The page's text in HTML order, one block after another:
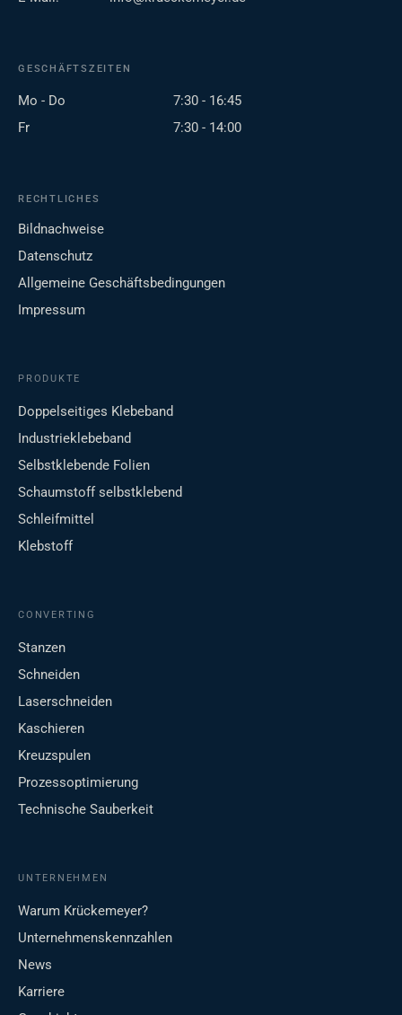
GESCHÄFTSZEITEN
Mo - Do
7:30 - 16:45
Fr
7:30 - 14:00
RECHTLICHES
Bildnachweise
Datenschutz
Allgemeine Geschäftsbedingungen
Impressum
PRODUKTE
Doppelseitiges Klebeband
Industrieklebeband
Selbstklebende Folien
Schaumstoff selbstklebend
Schleifmittel
Klebstoff
CONVERTING
Stanzen
Schneiden
Laserschneiden
Kaschieren
Kreuzspulen
Prozessoptimierung
Technische Sauberkeit
UNTERNEHMEN
Warum Krückemeyer?
Unternehmenskennzahlen
News
Karriere